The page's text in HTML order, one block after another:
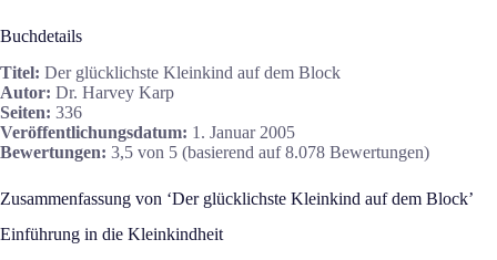
Buchdetails
Titel: Der glücklichste Kleinkind auf dem Block
Autor: Dr. Harvey Karp
Seiten: 336
Veröffentlichungsdatum: 1. Januar 2005
Bewertungen: 3,5 von 5 (basierend auf 8.078 Bewertungen)
Zusammenfassung von ‘Der glücklichste Kleinkind auf dem Block’
Einführung in die Kleinkindheit